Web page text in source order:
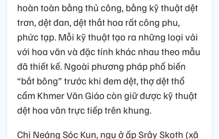
hoàn toàn bằng thủ công, bằng kỹ thuật dệt
trơn, dệt đan, dệt thắt hoa rất công phu,
phức tạp. Mỗi kỹ thuật tạo ra những loại vải
với hoa văn và đặc tính khác nhau theo mẫu
đã thiết kế. Ngoài phương pháp phổ biến
“bắt bông” trước khi đem dệt, thợ dệt thổ
cẩm Khmer Văn Giáo còn giữ được kỹ thuật
dệt hoa văn trực tiếp trên khung.
Chị Neáng Sóc Kun, ngụ ở ấp Srây Skoth (xã